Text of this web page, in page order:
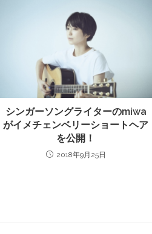
シンガーソングライターのmiwa
がイメチェンベリーショートヘア
を公開！
2018年9月25日